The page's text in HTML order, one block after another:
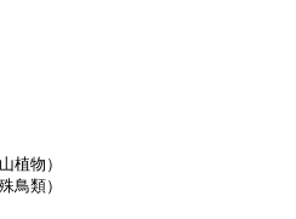
植物）
鳥類）